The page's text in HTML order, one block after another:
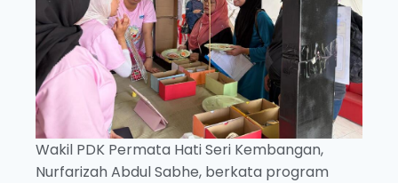
Wakil PDK Permata Hati Seri Kembangan,
Nurfarizah Abdul Sabhe, berkata program